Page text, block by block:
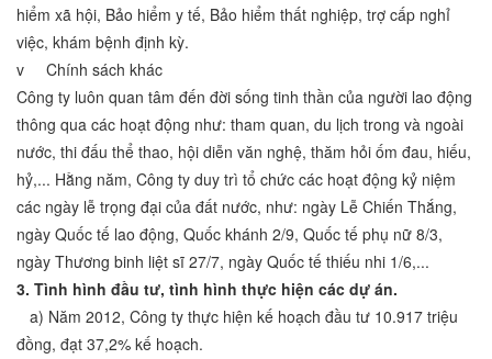
hiểm xã hội, Bảo hiểm y tế, Bảo hiểm thất nghiệp, trợ cấp nghỉ
việc, khám bệnh định kỳ.
v Chính sách khác
Công ty luôn quan tâm đến đời sống tinh thần của người lao động
thông qua các hoạt động như: tham quan, du lịch trong và ngoài
nước, thi đấu thể thao, hội diễn văn nghệ, thăm hỏi ốm đau, hiếu,
hỷ,... Hằng năm, Công ty duy trì tổ chức các hoạt động kỷ niệm
các ngày lễ trọng đại của đất nước, như: ngày Lễ Chiến Thắng,
ngày Quốc tế lao động, Quốc khánh 2/9, Quốc tế phụ nữ 8/3,
ngày Thương binh liệt sĩ 27/7, ngày Quốc tế thiếu nhi 1/6,...
3. Tình hình đầu tư, tình hình thực hiện các dự án.
a) Năm 2012, Công ty thực hiện kế hoạch đầu tư 10.917 triệu
đồng, đạt 37,2% kế hoạch.